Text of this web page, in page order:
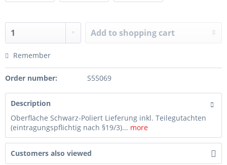
Add to shopping cart
Remember
Order number: S55069
Description
Oberfläche Schwarz-Poliert Lieferung inkl. Teilegutachten
(eintragungspflichtig nach §19/3)... more
Customers also viewed